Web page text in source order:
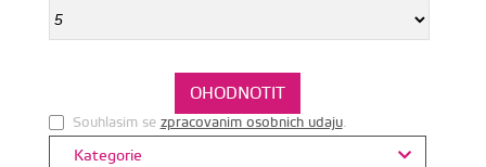
Souhlasim se zpracovanim osobnich udaju.
Kategorie